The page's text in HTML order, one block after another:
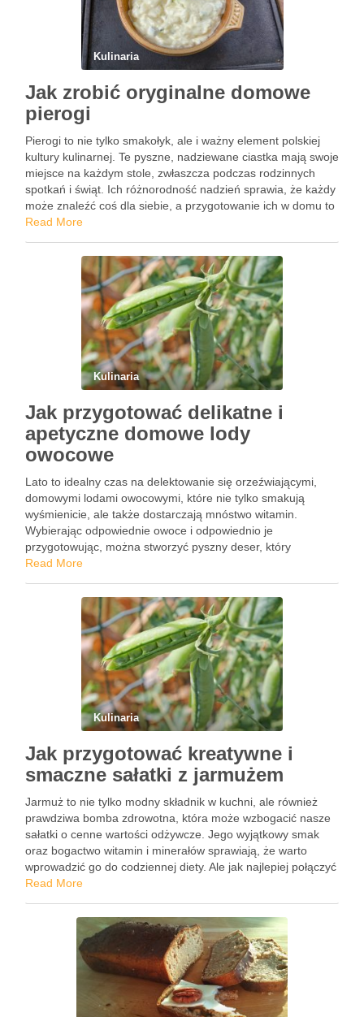
Kulinaria
Jak zrobić oryginalne domowe
pierogi
Pierogi to nie tylko smakołyk, ale i ważny element polskiej
kultury kulinarnej. Te pyszne, nadziewane ciastka mają swoje
miejsce na każdym stole, zwłaszcza podczas rodzinnych
spotkań i świąt. Ich różnorodność nadzień sprawia, że każdy
może znaleźć coś dla siebie, a przygotowanie ich w domu to
doskonała okazja do kulinarnej zabawy. …
Read More
Kulinaria
Jak przygotować delikatne i
apetyczne domowe lody
owocowe
Lato to idealny czas na delektowanie się orzeźwiającymi,
domowymi lodami owocowymi, które nie tylko smakują
wyśmienicie, ale także dostarczają mnóstwo witamin.
Wybierając odpowiednie owoce i odpowiednio je
przygotowując, można stworzyć pyszny deser, który
zachwyci zarówno dzieci, jak i dorosłych. Dobrze dobrane
Read More
Kulinaria
Jak przygotować kreatywne i
smaczne sałatki z jarmużem
Jarmuż to nie tylko modny składnik w kuchni, ale również
prawdziwa bomba zdrowotna, która może wzbogacić nasze
sałatki o cenne wartości odżywcze. Jego wyjątkowy smak
oraz bogactwo witamin i minerałów sprawiają, że warto
wprowadzić go do codziennej diety. Ale jak najlepiej połączyć
jarmuż z innymi składnikami, aby stworzyć nie tylko …
Read More